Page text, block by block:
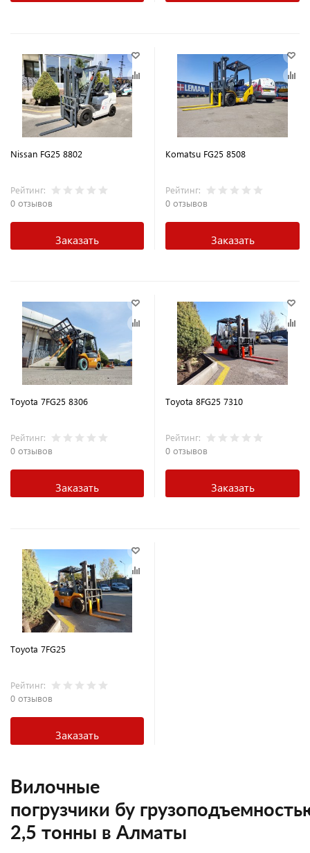
Nissan FG25 8802
Рейтинг:
0 отзывов
Заказать
Komatsu FG25 8508
Рейтинг:
0 отзывов
Заказать
Toyota 7FG25 8306
Рейтинг:
0 отзывов
Заказать
Toyota 8FG25 7310
Рейтинг:
0 отзывов
Заказать
Toyota 7FG25
Рейтинг:
0 отзывов
Заказать
Вилочные
погрузчики бу
2,5 тонны в Алматы